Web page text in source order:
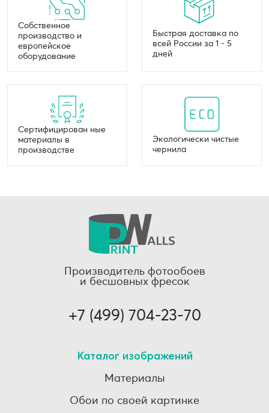
Собственное
производство и
европейское
оборудование
Быстрая доставка по
всей России за 1 - 5
дней
Сертифицирован ные
материалы в
производстве
Экологически чистые
чернила
Производитель фотообоев
и бесшовных фресок
+7 (499) 704-23-70
Каталог изображений
Материалы
Обои по своей картинке